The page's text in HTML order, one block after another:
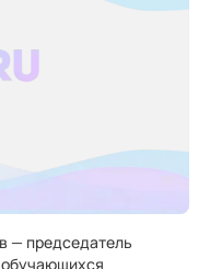
— председатель